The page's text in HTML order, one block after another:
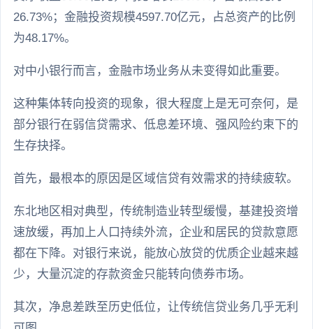
26.73%；金融投资规模4597.70亿元，占总资产的比例
为48.17%。
对中小银行而言，金融市场业务从未变得如此重要。
这种集体转向投资的现象，很大程度上是无可奈何，是
部分银行在弱信贷需求、低息差环境、强风险约束下的
生存抉择。
首先，最根本的原因是区域信贷有效需求的持续疲软。
东北地区相对典型，传统制造业转型缓慢，基建投资增
速放缓，再加上人口持续外流，企业和居民的贷款意愿
都在下降。对银行来说，能放心放贷的优质企业越来越
少，大量沉淀的存款资金只能转向债券市场。
其次，净息差跌至历史低位，让传统信贷业务几乎无利